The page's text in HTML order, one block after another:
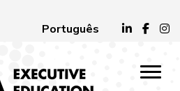
Português